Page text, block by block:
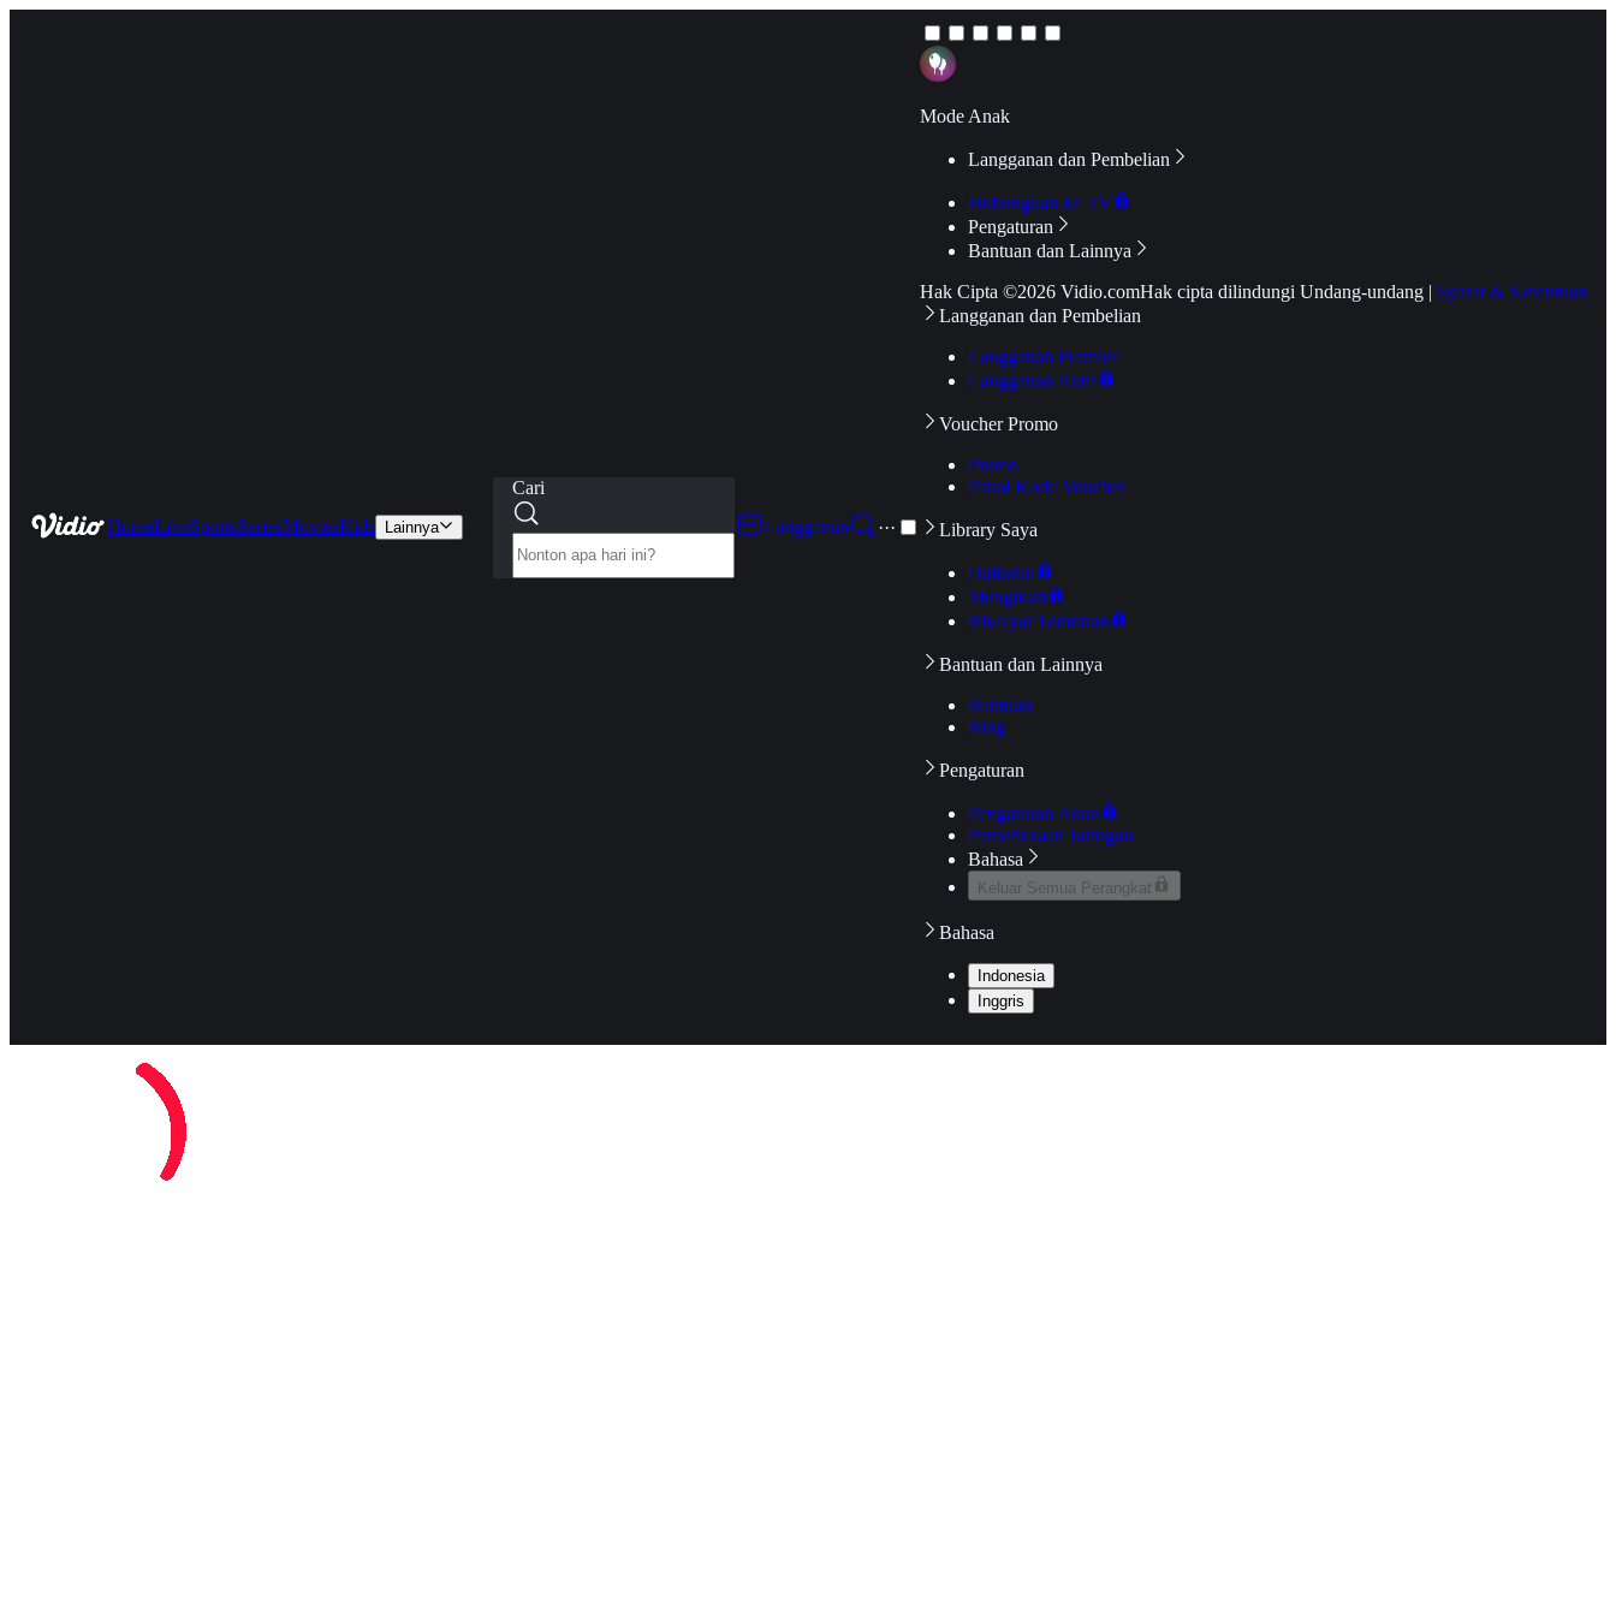
HomeLiveSportsSeriesMoviesKids Lainnya
Cari
Langganan
···
Mode Anak
Langganan dan Pembelian
Hubungkan ke TV
Pengaturan
Bantuan dan Lainnya
Hak Cipta ©2026 Vidio.comHak cipta dilindungi Undang-undang | Syarat & Ketentuan
Langganan dan Pembelian
Langganan Premier
Langganan Aktif
Voucher Promo
Promo
Pakai Kode Voucher
Library Saya
Daftarku
Mengikuti
Riwayat Tontonan
Bantuan dan Lainnya
Bantuan
Blog
Pengaturan
Pengaturan Akun
Pemeriksaan Jaringan
Bahasa
Keluar Semua Perangkat
Bahasa
Indonesia
Inggris